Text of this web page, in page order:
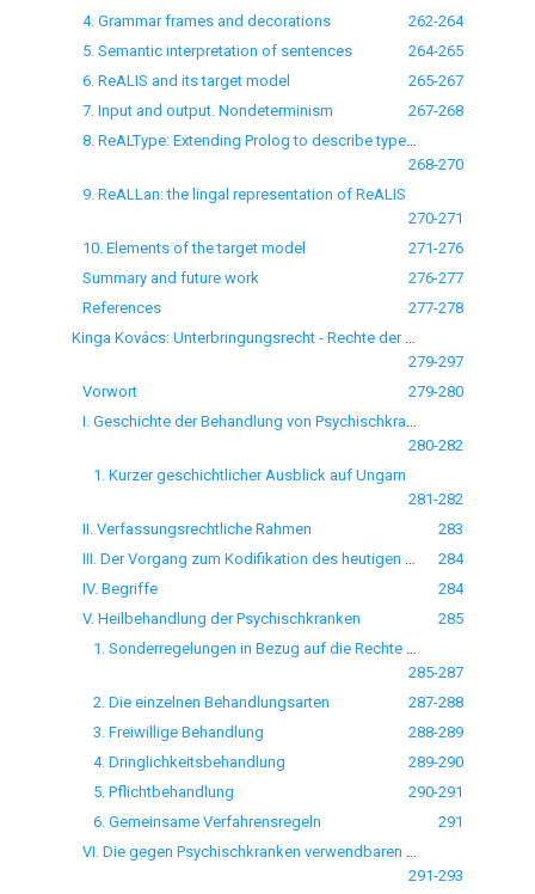
4. Grammar frames and decorations
262-264
5. Semantic interpretation of sentences
264-265
6. ReALIS and its target model
265-267
7. Input and output. Nondeterminism
267-268
268-270
9. ReALLan: the lingal representation of ReALIS
270-271
10. Elements of the target model
271-276
Summary and future work
276-277
References
277-278
279-297
Vorwort
279-280
280-282
1. Kurzer geschichtlicher Ausblick auf Ungarn
281-282
II. Verfassungsrechtliche Rahmen
283
284
IV. Begriffe
284
V. Heilbehandlung der Psychischkranken
285
285-287
2. Die einzelnen Behandlungsarten
287-288
3. Freiwillige Behandlung
288-289
4. Dringlichkeitsbehandlung
289-290
5. Pflichtbehandlung
290-291
6. Gemeinsame Verfahrensregeln
291
291-293